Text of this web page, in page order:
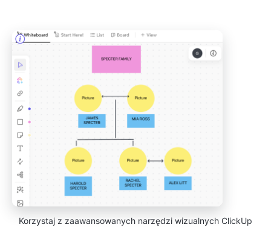
Korzystaj z zaawansowanych narzędzi wizualnych ClickUp